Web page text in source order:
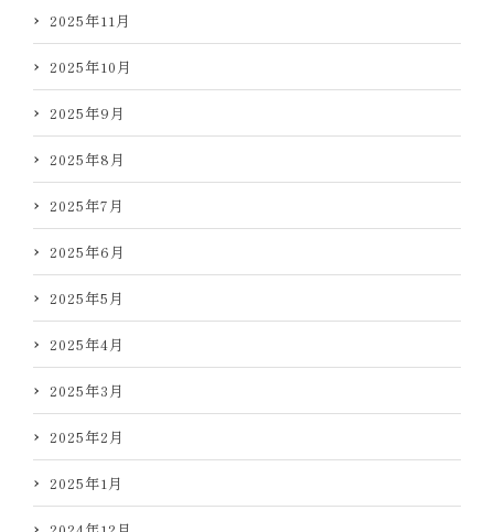
2025年11月
2025年10月
2025年9月
2025年8月
2025年7月
2025年6月
2025年5月
2025年4月
2025年3月
2025年2月
2025年1月